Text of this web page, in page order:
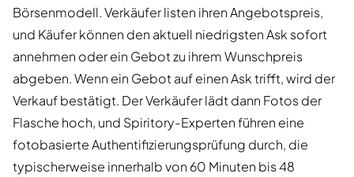
Börsenmodell. Verkäufer listen ihren Angebotspreis,
und Käufer können den aktuell niedrigsten Ask sofort
annehmen oder ein Gebot zu ihrem Wunschpreis
abgeben. Wenn ein Gebot auf einen Ask trifft, wird der
Verkauf bestätigt. Der Verkäufer lädt dann Fotos der
Flasche hoch, und Spiritory-Experten führen eine
fotobasierte Authentifizierungsprüfung durch, die
typischerweise innerhalb von 60 Minuten bis 48